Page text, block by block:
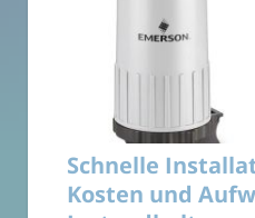
Schnelle
Kosten und